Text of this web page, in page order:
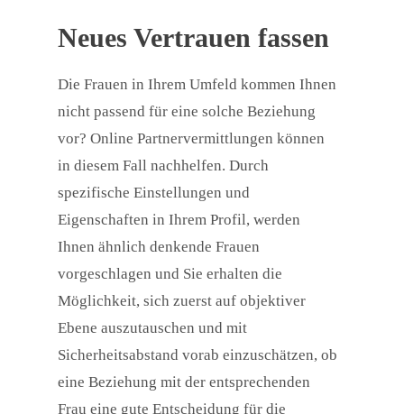
Neues Vertrauen fassen
Die Frauen in Ihrem Umfeld kommen Ihnen
nicht passend für eine solche Beziehung
vor? Online Partnervermittlungen können
in diesem Fall nachhelfen. Durch
spezifische Einstellungen und
Eigenschaften in Ihrem Profil, werden
Ihnen ähnlich denkende Frauen
vorgeschlagen und Sie erhalten die
Möglichkeit, sich zuerst auf objektiver
Ebene auszutauschen und mit
Sicherheitsabstand vorab einzuschätzen, ob
eine Beziehung mit der entsprechenden
Frau eine gute Entscheidung für die